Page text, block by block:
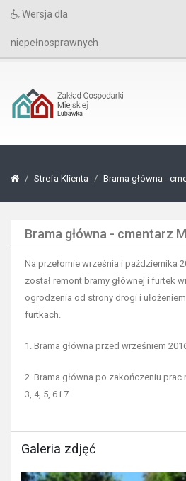
Wersja dla
niepełnosprawnych
Strefa Klienta Brama główna -
Brama główna - cmentarz
Na przełomie września i października
został remont bramy głównej i furtek
ogrodzenia od strony drogi i
furtkach.
1. Brama główna przed wrześniem
2. Brama główna po zakończeniu
3, 4, 5, 6 i 7
Galeria zdjęć